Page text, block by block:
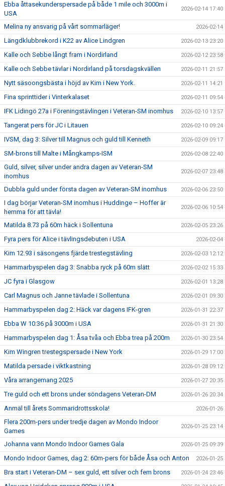
Ebba åttasekunderspersade på både 1 mile och 3000m i
USA
2026-02-14 17:40
Melina ny ansvarig på vårt sommarläger! 2026-02-14
Längdklubbrekord i K22 av Alice Lindgren 2026-02-13 23:20
Kalle och Sebbe långt fram i Nordirland 2026-02-12 23:58
Kalle och Sebbe tävlar i Nordirland på torsdagskvällen 2026-02-11 21:57
Nytt säsoongsbästa i höjd av Kim i New York. 2026-02-11 14:21
Fina sprinttider i Vinterkalaset 2026-02-11 09:54
IFK Lidingö 27a i Föreningstävlingen i Veteran-SM inomhus 2026-02-10 13:57
Tangerat pers för JC i Litauen 2026-02-10 09:24
IVSM, dag 3: Silver till Magnus och guld till Kenneth 2026-02-09 09:17
SM-brons till Malte i Mångkamps-ISM 2026-02-08 22:40
Guld, silver, silver under andra dagen av Veteran-SM
inomhus
2026-02-07 23:48
Dubbla guld under första dagen av Veteran-SM inomhus 2026-02-06 23:50
I dag börjar Veteran-SM inomhus i Huddinge – Hoffer är
hemma för att tävla!
2026-02-06 10:54
Matilda 8.73 på 60m häck i Sollentuna 2026-02-05 23:26
Fyra pers för Alice i tävlingsdebuten i USA 2026-02-04
Kim 12.93 i säsongens fjärde trestegstävling 2026-02-03 12:12
Hammarbyspelen dag 3: Snabba ryck på 60m slätt 2026-02-02 15:33
JC fyra i Glasgow 2026-02-01 13:28
Carl Magnus och Janne tävlade i Sollentuna 2026-02-01 09:30
Hammarbyspelen dag 2: Häck var dagens IFK-gren 2026-01-31 22:37
Ebba W 10:36 på 3000m i USA 2026-01-31 21:30
Hammarbyspelen dag 1: Åsa tvåa och Ebba trea på 200m 2026-01-30 23:54
Kim Wingren trestegspersade i New York 2026-01-29 17:00
Matilda persade i viktkastning 2026-01-28 09:12
Våra arrangemang 2025 2026-01-27 20:35
Tre guld och ett brons under söndagens Veteran-DM 2026-01-26 20:34
Anmäl till årets Sommaridrottsskola! 2026-01-26
Flera 200m-pers under tredje dagen av Mondo Indoor
Games
2026-01-25 23:14
Johanna vann Mondo Indoor Games Gala 2026-01-25 09:39
Mondo Indoor Games, dag 2: 60m-pers för både Åsa och Anton 2026-01-25
Bra start i Veteran-DM – sex guld, ett silver och fem brons 2026-01-24 23:46